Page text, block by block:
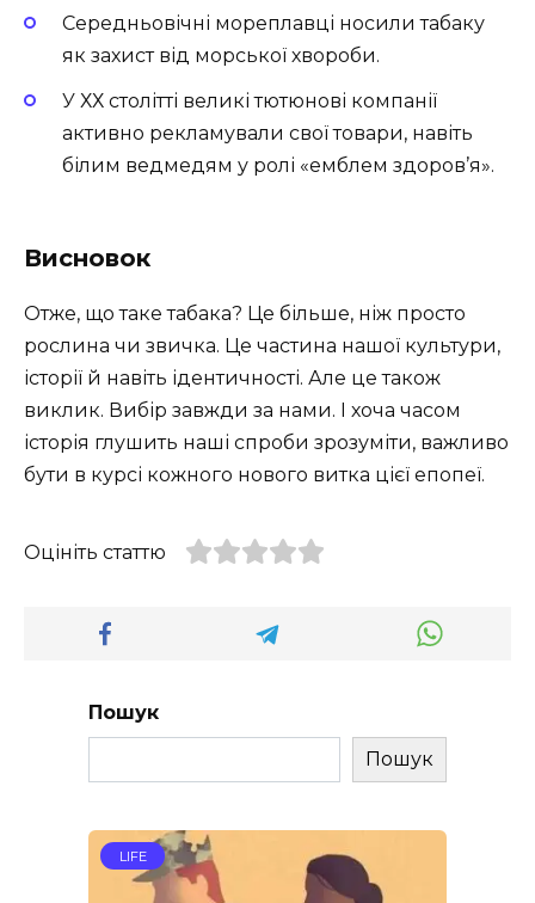
Середньовічні мореплавці носили табаку
як захист від морської хвороби.
У ХХ столітті великі тютюнові компанії
активно рекламували свої товари, навіть
білим ведмедям у ролі «емблем здоров’я».
Висновок
Отже, що таке табака? Це більше, ніж просто
рослина чи звичка. Це частина нашої культури,
історії й навіть ідентичності. Але це також
виклик. Вибір завжди за нами. І хоча часом
історія глушить наші спроби зрозуміти, важливо
бути в курсі кожного нового витка цієї епопеї.
Оцініть статтю
Пошук
Пошук
LIFE